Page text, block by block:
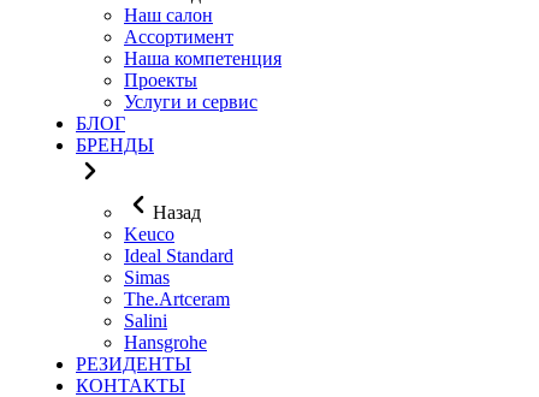
Наш салон
Ассортимент
Наша компетенция
Проекты
Услуги и сервис
БЛОГ
БРЕНДЫ
Назад
Keuco
Ideal Standard
Simas
The.Artceram
Salini
Hansgrohe
РЕЗИДЕНТЫ
КОНТАКТЫ